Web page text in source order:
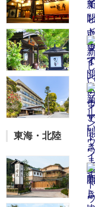
東海・北陸